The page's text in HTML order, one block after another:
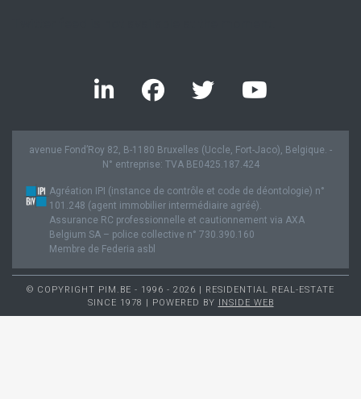
avenue Fond’Roy 82, B-1180 Bruxelles (Uccle, Fort-Jaco), Belgique. -
N° entreprise: TVA BE0425.187.424
Agréation IPI (instance de contrôle et code de déontologie) n°
101.248 (agent immobilier intermédiaire agréé).
Assurance RC professionnelle et cautionnement via AXA
Belgium SA – police collective n° 730.390.160
Membre de Federia asbl
© COPYRIGHT PIM.BE - 1996 - 2026 | RESIDENTIAL REAL-ESTATE
SINCE 1978 | POWERED BY INSIDE WEB